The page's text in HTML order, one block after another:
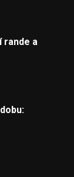
rande a